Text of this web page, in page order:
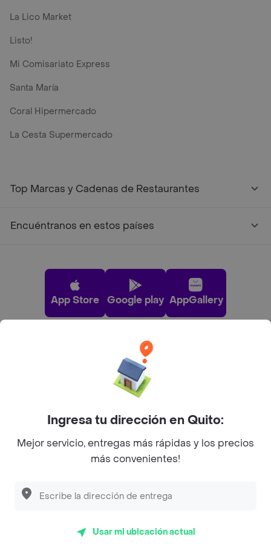
La Lico Market
Listo!
Mi Comisariato Express
Santa María
Coral Hipermercado
La Cesta Supermercado
Top Marcas y Cadenas de Restaurantes
Encuéntranos en estos países
App Store Google play AppGallery
Pide tu comida favorita cerca de ti
2026 Rappi Inc. All rights reserved.
Ingresa tu dirección en Quito:
Mejor servicio, entregas más rápidas y los precios
más convenientes!
Usar mi ubicación actual